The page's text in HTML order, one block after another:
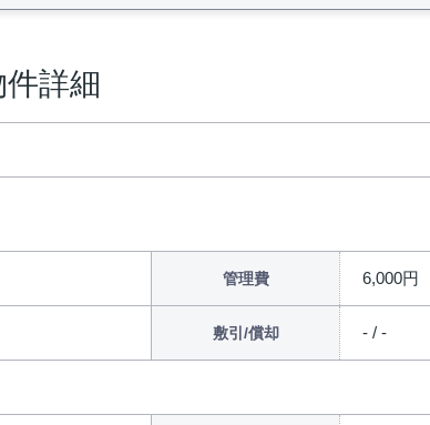
詳細
管理費 6,000円
敷引/償却 - / -